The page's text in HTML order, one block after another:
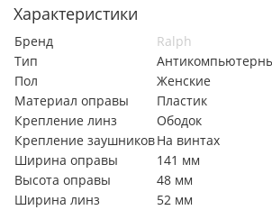
Характеристики
Бренд
Ralph
Тип
Пол
Женские
Материал оправы
Пластик
Крепление линз
Ободок
Крепление заушниковНа винтах
Ширина оправы
141 мм
Высота оправы
48 мм
Ширина линз
52 мм